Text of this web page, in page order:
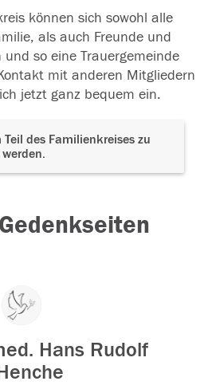
können sich sowohl alle
als auch Freunde und
so eine Trauergemeinde
mit anderen Mitgliedern
jetzt ganz bequem ein.
des Familienkreises zu
werden.
Hans Rudolf